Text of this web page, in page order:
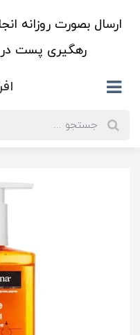
ارسال بصورت روزانه
رهگیری پست